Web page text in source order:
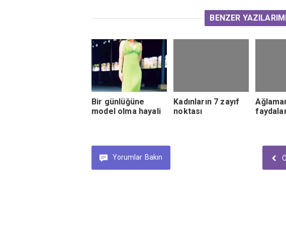
BENZER
Bir günlüğüne
model olma hayali
Kadınların 7 zayıf
noktası
Yorumlar Bakın